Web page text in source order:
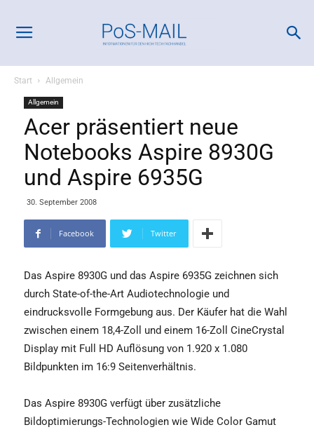
Start Allgemein
Allgemein
Acer präsentiert neue
Notebooks Aspire 8930G
und Aspire 6935G
30. September 2008
Facebook Twitter
Das Aspire 8930G und das Aspire 6935G zeichnen sich
durch State-of-the-Art Audiotechnologie und
eindrucksvolle Formgebung aus. Der Käufer hat die Wahl
zwischen einem 18,4-Zoll und einem 16-Zoll CineCrystal
Display mit Full HD Auflösung von 1.920 x 1.080
Bildpunkten im 16:9 Seitenverhältnis.
Das Aspire 8930G verfügt über zusätzliche
Bildoptimierungs-Technologien wie Wide Color Gamut